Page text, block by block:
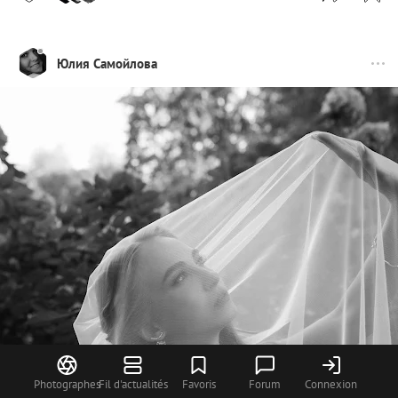
PhotographesFil d'actualités Favoris Forum Connexion
Юлия Самойлова